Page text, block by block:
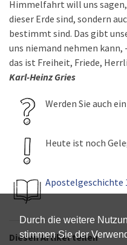
Durch die weitere
stimmen Sie der
Himmelfahrt will uns
dieser Erde sind, sondern
bestimmt sind. Das gibt
uns niemand nehmen
das ist Freiheit, Friede,
Karl-Heinz Gries
Werden Sie auch
Heute ist noch
Apostelgeschichte
Diesen Artikel teilen